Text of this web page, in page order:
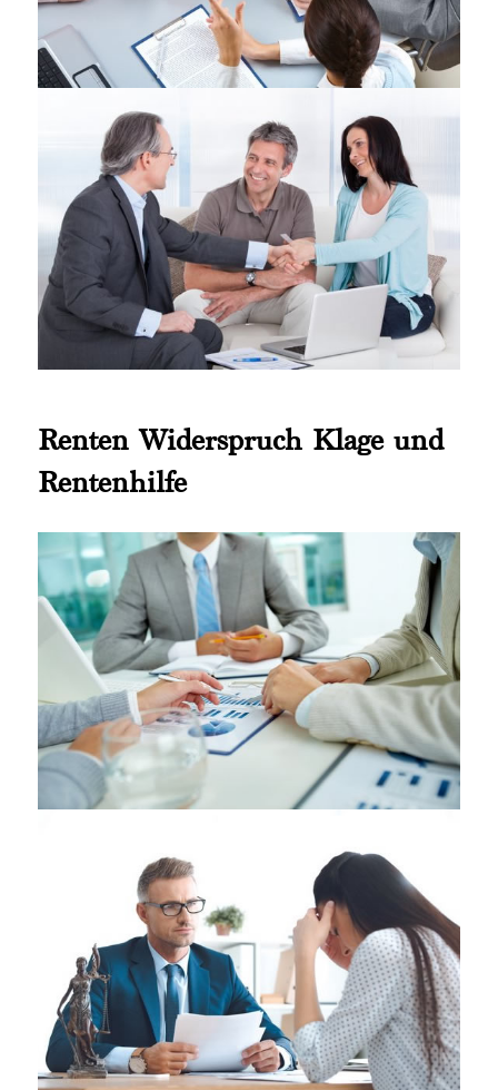
Renten Widerspruch Klage und
Rentenhilfe